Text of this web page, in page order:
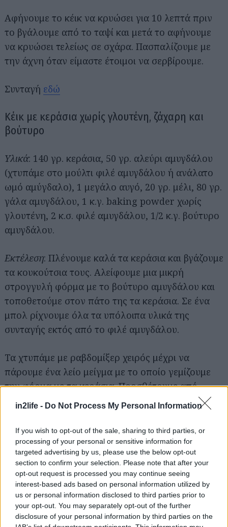
in2life - Do Not Process My Personal Information
If you wish to opt-out of the sale, sharing to third parties, or
processing of your personal or sensitive information for
targeted advertising by us, please use the below opt-out
section to confirm your selection. Please note that after your
opt-out request is processed you may continue seeing
interest-based ads based on personal information utilized by
us or personal information disclosed to third parties prior to
your opt-out. You may separately opt-out of the further
disclosure of your personal information by third parties on the
Αφήνουμε το κέικ να κρυώσει για 10 λεπτά πριν
το βγάλουμε από το ταψί και μετά το αφήνουμε
να κρυώσει τελείως σε σχάρα. Πασπαλίζουμε με
την άχνη όταν είμαστε έτοιμοι να σερβίρουμε.
Συνταγή εδώ
Κέικ με κεράσια χωρίς γλουτένη, ζάχαρη και
βούτυρο
Υλικά: 140 γρ. κεράσια, 50 γρ. αλεύρι αμυγδάλου
(χτυπάμε στο μούλτι φιλέ αμυγδάλου ή ανάλατο
ωμό αμύγδαλο), 1 μεγάλο αυγό, 20 γρ. μέλι, 80 γρ.
γάλα αμυγδάλου, 1 κ.γ. baking powder χωρίς
γλουτένη, 2 κ.σ. φιλέ αμυγδάλου, 1/2 κ.γ. βούτυρο
αμυγδάλου.
Εκτέλεση: Πλένουμε καλά τα κεράσια και βγάζουμε
τα κουκούτσια τους. Αλείφουμε μια μικρή
στρογγυλή φόρμα με το βούτυρο αμυγδάλου και
τοποθετούμε στον πάτο της τα κεράσια. Σε ένα
μπολ ρίχνουμε όλα τα υπόλοιπα υλικά της
συνταγής εκτός από το φιλέ αμυγδάλου.
Τα χτυπάμε με ραβδομίξερ χειρός μέχρι να
πάρουμε ένα λείο μείγμα με το οποίο γεμίζουμε
την φόρμα με τα κεράσια. Προσθέτουμε από
πάνω και το φιλέ αμυγδάλου, σκεπάζουμε με
φούρνο στους 175 για περίπου 45 λεπτά.
Αφαιρούμε από τον φούρνο και αφήνουμε να
κρυώσει τελείως. Προαιρετικά σερβίρουμε με
γιαούρτι και έξτρα τρίμμα αμυγδάλου.
Συνταγήεδώ
Αναζήτηση